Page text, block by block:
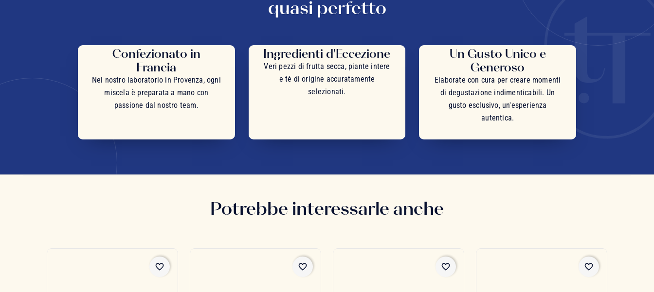
quasi perfetto
Confezionato in
Francia
Nel nostro laboratorio in Provenza, ogni
miscela è preparata a mano con
passione dal nostro team.
Ingredienti d'Eccezione
Veri pezzi di frutta secca, piante intere
e tè di origine accuratamente
selezionati.
Un Gusto Unico e
Generoso
Elaborate con cura per creare momenti
di degustazione indimenticabili. Un
gusto esclusivo, un'esperienza
autentica.
Potrebbe interessarle anche
favorite_border favorite_border favorite_border favorite_border